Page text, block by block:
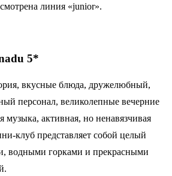
линия «junior».
5*
вкусные блюда, дружелюбный,
персонал, великолепные вечерние
музыка, активная, но ненавязчивая
клуб представляет собой целый
водными горками и прекрасными